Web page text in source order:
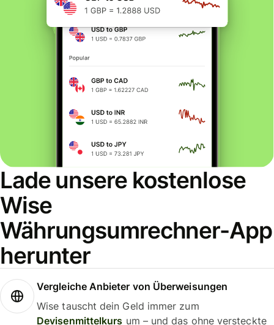
Lade unsere kostenlose
Wise
Währungsumrechner-App
herunter
Vergleiche Anbieter von Überweisungen
Wise tauscht dein Geld immer zum
Devisenmittelkurs um – und das ohne versteckte